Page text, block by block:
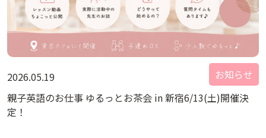
2026.05.19
お知らせ
親子英語のお仕事 ゆるっとお茶会 in 新宿6/13(土)開催決
定！